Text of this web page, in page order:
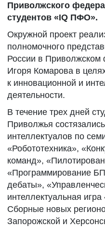
Приволжского
студентов «IQ ПФО».
Окружной проект
полномочного
России в Приволжском
Игоря Комарова в
к инновационной и
деятельности.
В течение трех дней
Приволжья
интеллектуалов по
«Робототехника»,
команд»,
«Программирование
дебаты»,
интеллектуальная
Сборные новых
Запорожской и